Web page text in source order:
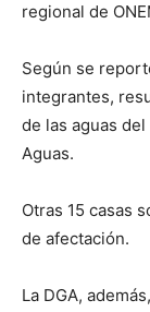
regional de
Según se
integrantes,
de las aguas
Aguas.
Otras 15 casas
de afectación.
La DGA,